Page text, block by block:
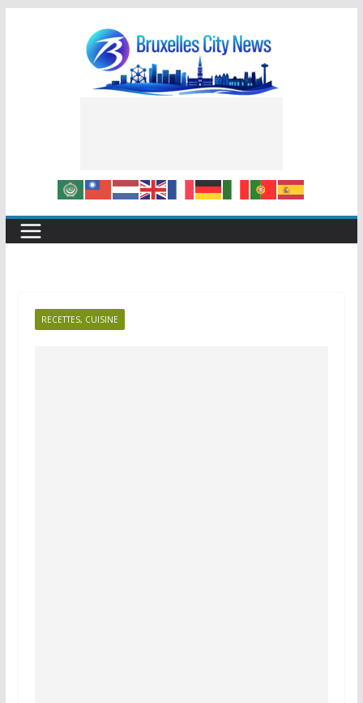
RECETTES, CUISINE